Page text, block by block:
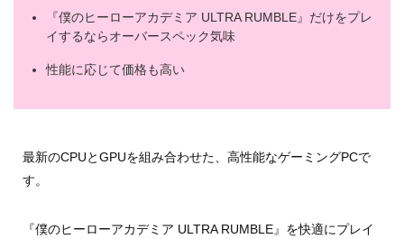
『僕のヒーローアカデミア ULTRA RUMBLE』だけをプレ
イするならオーバースペック気味
性能に応じて価格も高い
最新のCPUとGPUを組み合わせた、高性能なゲーミングPCで
す。
『僕のヒーローアカデミア ULTRA RUMBLE』を快適にプレイ